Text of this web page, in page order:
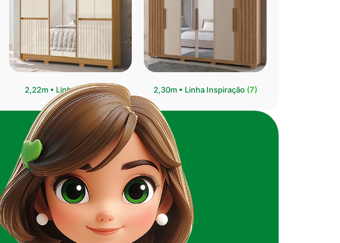
2,22m • Linha Crystal(6) 2,30m • Linha Inspiração (7)